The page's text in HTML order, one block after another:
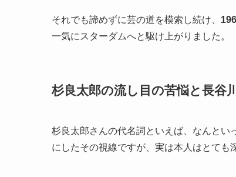
それでも諦めずに芸の道を模索し続け、
一気にスターダムへと駆け上がりました。
杉良太郎の流し目の苦悩と長谷
杉良太郎さんの代名詞といえば、なんとい
にしたその視線ですが、実は本人はとても